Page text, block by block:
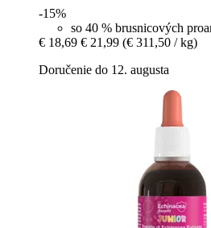
-15%
so 40 % brusnicových
€ 18,69 € 21,99 (€ 311,50 / kg)
Doručenie do 12. augusta